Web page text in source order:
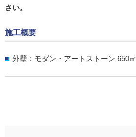
さい。
施工概要
外壁：モダン・アートストーン 650㎡